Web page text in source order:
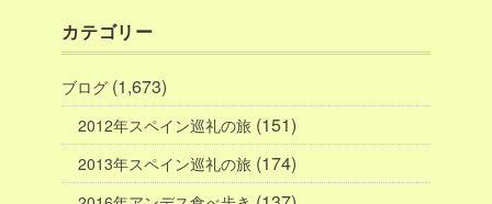
カテゴリー
ブログ (1,673)
2012年スペイン巡礼の旅 (151)
2013年スペイン巡礼の旅 (174)